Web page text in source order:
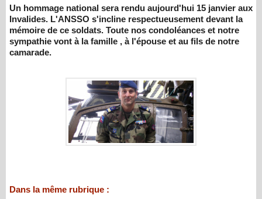
Un hommage national sera rendu aujourd'hui 15 janvier aux
Invalides. L'ANSSO s'incline respectueusement devant la
mémoire de ce soldats. Toute nos condoléances et notre
sympathie vont à la famille , à l'épouse et au fils de notre
camarade.
Dans la même rubrique :